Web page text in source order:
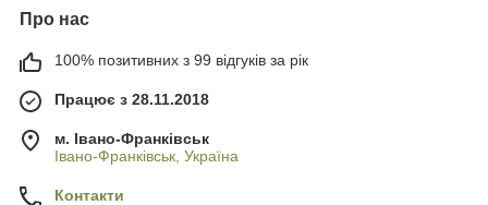
Про нас
100% позитивних з 99 відгуків за рік
Працює з 28.11.2018
м. Івано-Франківськ
Івано-Франківськ, Україна
Контакти